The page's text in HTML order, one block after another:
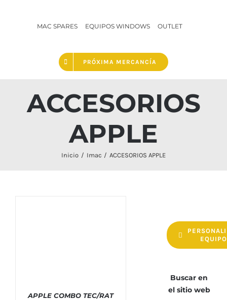
MAC SPARES EQUIPOS WINDOWS OUTLET
PRÓXIMA MERCANCÍA
ACCESORIOS
APPLE
Inicio Imac ACCESORIOS APPLE
APPLE COMBO TEC/RAT
EQUIPO
Buscar en
el sitio web